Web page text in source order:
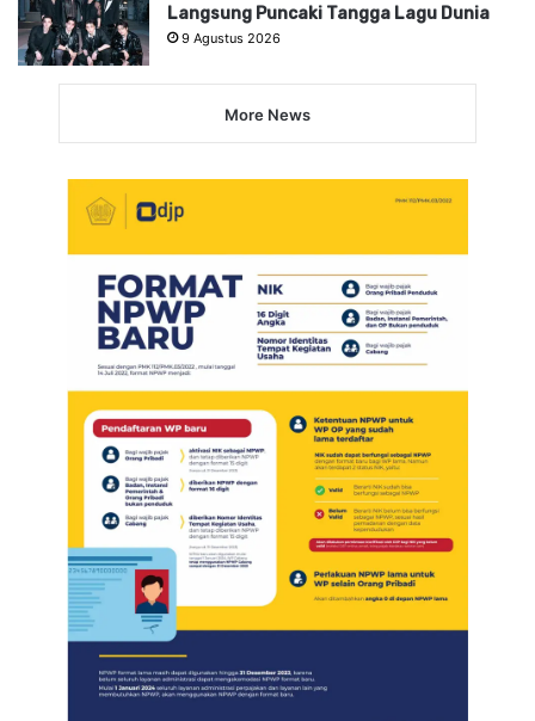
Langsung Puncaki Tangga Lagu Dunia
9 Agustus 2026
More News